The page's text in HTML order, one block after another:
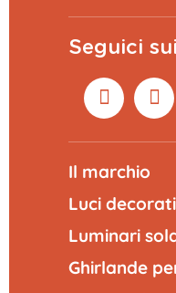
Seguici
Il marchio
Luci
Luminari
Ghirlande